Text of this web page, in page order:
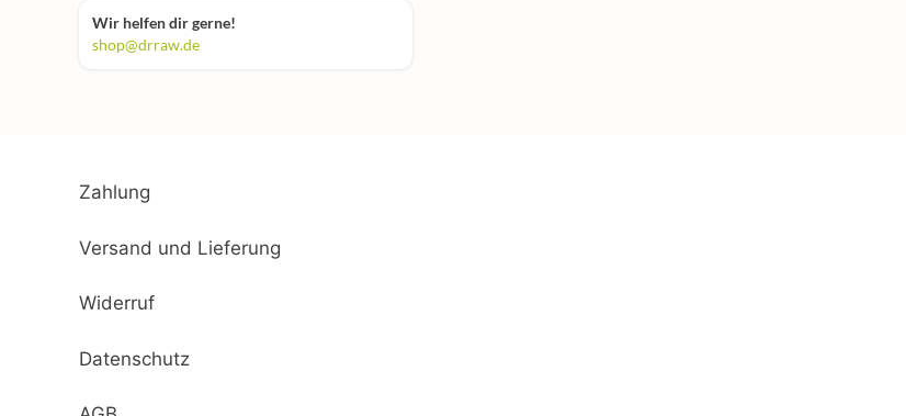
Wir helfen dir gerne!
shop@drraw.de
Zahlung
Versand und Lieferung
Widerruf
Datenschutz